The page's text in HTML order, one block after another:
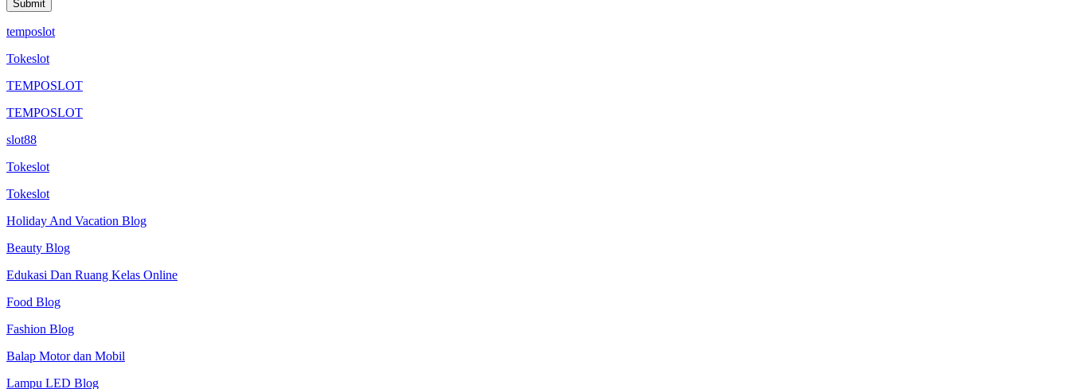
temposlot
Tokeslot
TEMPOSLOT
TEMPOSLOT
slot88
Tokeslot
Tokeslot
Holiday And Vacation Blog
Beauty Blog
Edukasi Dan Ruang Kelas Online
Food Blog
Fashion Blog
Balap Motor dan Mobil
Lampu LED Blog